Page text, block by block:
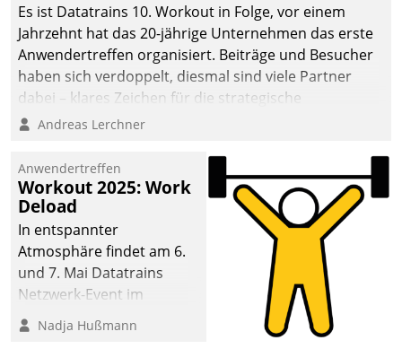
Es ist Datatrains 10. Workout in Folge, vor einem
Jahrzehnt hat das 20-jährige Unternehmen das erste
Anwendertreffen organisiert. Beiträge und Besucher
haben sich verdoppelt, diesmal sind viele Partner
dabei – klares Zeichen für die strategische
Fokussierung auf den Kunden.
Andreas Lerchner
Anwendertreffen
Workout 2025: Work
Deload
In entspannter
Atmosphäre findet am 6.
und 7. Mai Datatrains
Netzwerk-Event im
Kunden- und Partnerkreis
statt. Zentrale Frage: Wie
Nadja Hußmann